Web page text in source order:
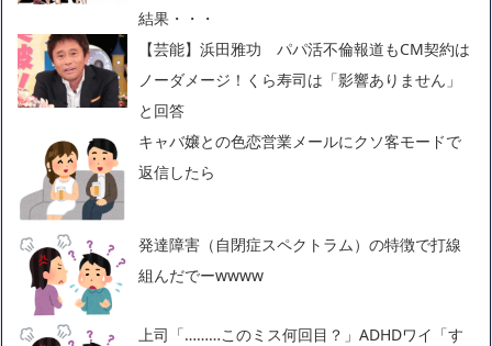
結果・・・
【芸能】浜田雅功 パパ活不倫報道もCM契約は
ノーダメージ！くら寿司は「影響ありません」
と回答
キャバ嬢との色恋営業メールにクソ客モードで
返信したら
発達障害（自閉症スペクトラム）の特徴で打線
組んだでーwwww
上司「………このミス何回目？」ADHDワイ「す